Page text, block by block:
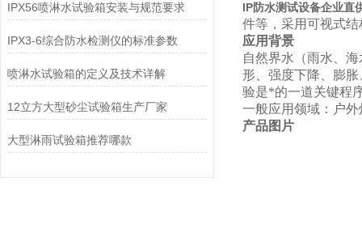
IPX56喷淋水试验箱安装与规范要求
IPX3-6综合防水检测仪的标准参数
喷淋水试验箱的定义及技术详解
12立方大型砂尘试验箱生产厂家
大型淋雨试验箱推荐哪款
IP防水测试设备企业直
件等，采用可视式
应用背景
自然界水（雨水、
形、强度下降、膨
验是*的一道关键程
一般应用领域：户
产品图片